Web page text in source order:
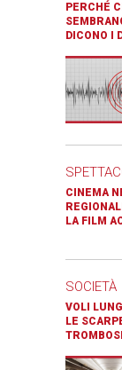
PERCHÉ
DICONO I
CINEMA
LA FILM
SOCIETÀ
VOLI
LE
TROMBOSI